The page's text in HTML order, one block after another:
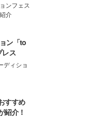
ンフェス
介
ン「to
ス
ディショ
すすめ
紹介！